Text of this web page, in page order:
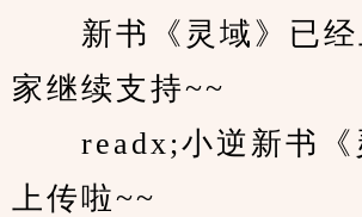
新书《灵域》已经
家继续支持~~
readx;小逆新书《
上传啦~~